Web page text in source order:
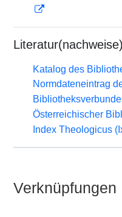
Literatur(nachweise)
Katalog des
Normdateneintrag
Österreichischer
Index Theologicus
Verknüpfungen